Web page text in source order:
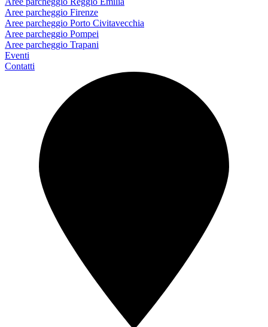
Aree parcheggio Firenze
Aree parcheggio Porto Civitavecchia
Aree parcheggio Pompei
Aree parcheggio Trapani
Eventi
Contatti